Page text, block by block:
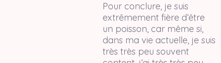
Pour conclure, je suis
extrêmement fière d’être
un poisson, car même si,
dans ma vie actuelle, je suis
très très peu souvent